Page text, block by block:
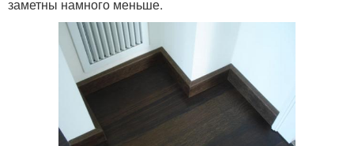
заметны намного меньше.